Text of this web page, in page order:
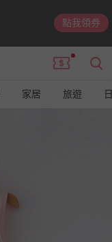
點我領券
家居 旅遊